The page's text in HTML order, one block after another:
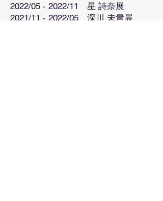
2022/05 - 2022/11 星 詩奈展
2021/11 - 2022/05 深川 未貴展